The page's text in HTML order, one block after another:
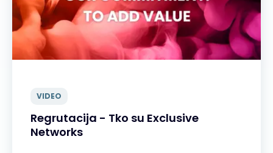
VIDEO
Regrutacija - Tko su Exclusive
Networks